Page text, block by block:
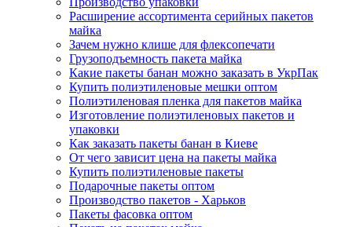
Расширение ассортимента серийных пакетов
майка
Зачем нужно клише для флексопечати
Грузоподъемность пакета майка
Какие пакеты банан можно заказать в УкрПак
Купить полиэтиленовые мешки оптом
Полиэтиленовая пленка для пакетов майка
Изготовление полиэтиленовых пакетов и
упаковки
Как заказать пакеты банан в Киеве
От чего зависит цена на пакеты майка
Купить полиэтиленовые пакеты
Подарочные пакеты оптом
Производство пакетов - Харьков
Пакеты фасовка оптом